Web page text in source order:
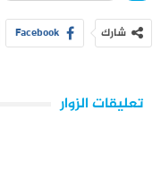
شارك Facebook
تعليقات الزوار